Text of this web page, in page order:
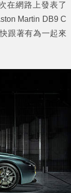
在網路上發表了
Martin DB9 C
跟著有為一起來